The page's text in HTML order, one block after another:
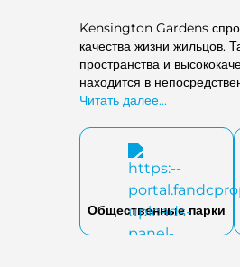
Kensington Gardens
качества жизни жильцов.
пространства и
находится в
идеальным для семей.
Читать далее...
Общественные парки